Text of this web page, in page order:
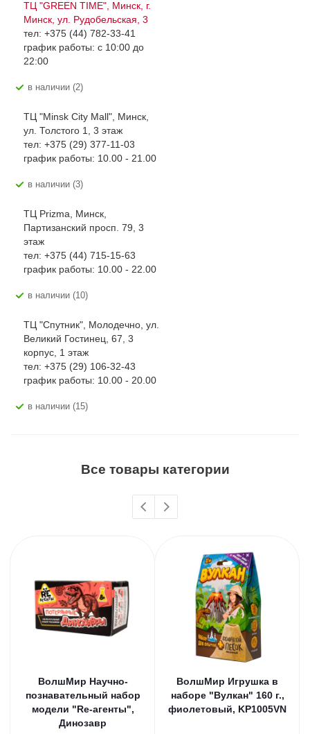
ТЦ "GREEN TIME", Минск, г.
Минск, ул. Рудобельская, 3
тел: +375 (44) 782-33-41
график работы: с 10:00 до
22:00
В наличии (2)
ТЦ "Minsk City Mall", Минск,
ул. Толстого 1, 3 этаж
тел: +375 (29) 377-11-03
график работы: 10.00 - 21.00
В наличии (3)
ТЦ Prizma, Минск,
Партизанский просп. 79, 3
этаж
тел: +375 (44) 715-15-63
график работы: 10.00 - 22.00
В наличии (10)
ТЦ "Спутник", Молодечно, ул.
Великий Гостинец, 67, 3
корпус, 1 этаж
тел: +375 (29) 106-32-43
график работы: 10.00 - 20.00
В наличии (15)
Все товары категории
ВолшМир Научно-
познавательный набор
модели "Re-агенты",
Динозавр
ВолшМир Игрушка в
наборе "Вулкан" 160 г.,
фиолетовый, KP1005VN